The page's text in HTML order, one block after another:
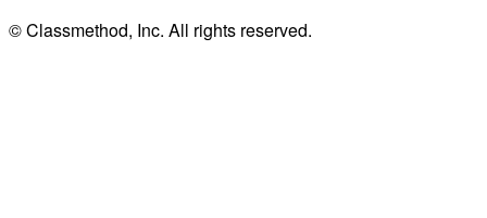
© Classmethod, Inc. All rights reserved.